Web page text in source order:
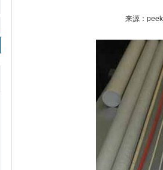
来源：